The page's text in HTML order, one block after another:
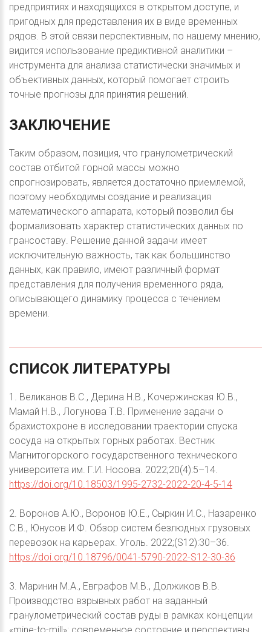
предприятиях и находящихся в открытом доступе, и
пригодных для представления их в виде временных
рядов. В этой связи перспективным, по нашему мнению,
видится использование предиктивной аналитики –
инструмента для анализа статистически значимых и
объективных данных, который помогает строить
точные прогнозы для принятия решений.
ЗАКЛЮЧЕНИЕ
Таким образом, позиция, что гранулометрический
состав отбитой горной массы можно
спрогнозировать, является достаточно приемлемой,
поэтому необходимы создание и реализация
математического аппарата, который позволил бы
формализовать характер статистических данных по
грансоставу. Решение данной задачи имеет
исключительную важность, так как большинство
данных, как правило, имеют различный формат
представления для получения временного ряда,
описывающего динамику процесса с течением
времени.
СПИСОК ЛИТЕРАТУРЫ
1. Великанов В.С., Дерина Н.В., Кочержинская Ю.В.,
Мамай Н.В., Логунова Т.В. Применение задачи о
брахистохроне в исследовании траектории спуска
сосуда на открытых горных работах. Вестник
Магнитогорского государственного технического
университета им. Г.И. Носова. 2022;20(4):5–14.
https://doi.org/10.18503/1995-2732-2022-20-4-5-14
2. Воронов А.Ю., Воронов Ю.Е., Сыркин И.С., Назаренко
С.В., Юнусов И.Ф. Обзор систем безлюдных грузовых
перевозок на карьерах. Уголь. 2022;(S12):30–36.
https://doi.org/10.18796/0041-5790-2022-S12-30-36
3. Маринин М.А., Евграфов М.В., Должиков В.В.
Производство взрывных работ на заданный
гранулометрический состав руды в рамках концепции